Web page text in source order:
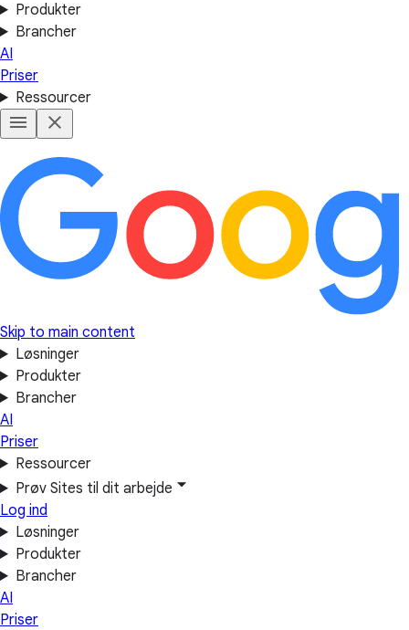
Produkter
Brancher
AI
Priser
Ressourcer
Skip to main content
Løsninger
Produkter
Brancher
AI
Priser
Ressourcer
Prøv Sites til dit arbejde
Log ind
Løsninger
Produkter
Brancher
AI
Priser